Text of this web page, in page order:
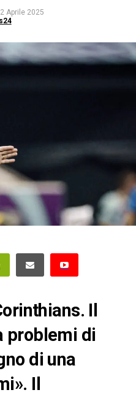
Aprile 2025
Il
problemi di
di una
Il